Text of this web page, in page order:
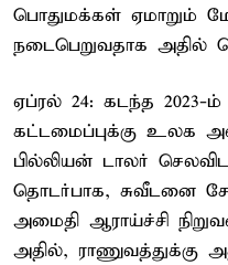
பொதுமக்கள் ஏமாறும்
நடைபெறுவதாக அதில்
ஏப்ரல் 24: கடந்த
கட்டமைப்புக்கு உலக
பில்லியன் டாலர்
தொடர்பாக, சுவீடனை
அமைதி ஆராய்ச்சி
அதில், ராணுவத்துக்கு